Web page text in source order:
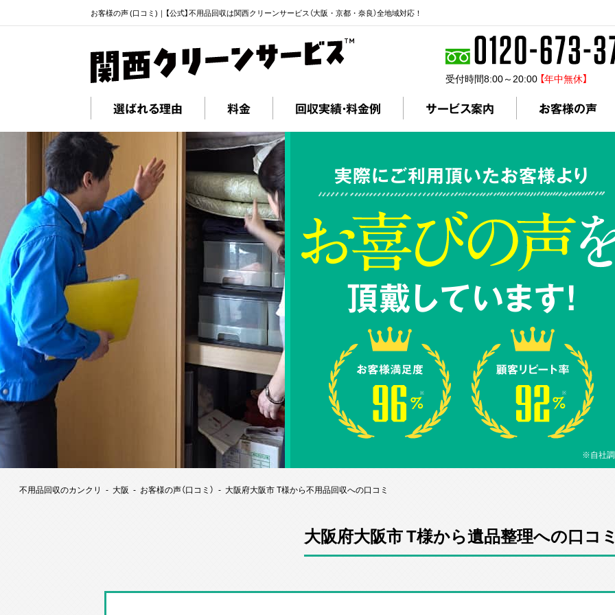
お客様の声 (口コミ)｜【公式】不用品回収は関西クリーンサービス（大阪・京都・奈良）全地域対応！
受付時間8:00～20:00 【年中無休】
選ばれる理由 料金 回収実績・料金例 サービス案内 お客様の声
実際にご利用頂いたお客様より
頂戴しています!
※自社
不用品回収のカンクリ 大阪 お客様の声（口コミ） 大阪府大阪市 T様から不用品回収への口コミ
大阪府大阪市 T様から遺品整理への口コ